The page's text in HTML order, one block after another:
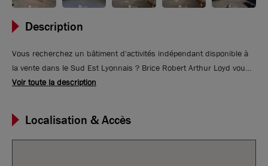
Description
Vous recherchez un bâtiment d'activités indépendant disponible à
la vente dans le Sud Est Lyonnais ? Brice Robert Arthur Loyd vous
propose un bâtiment d'activités à la vente bénéficiant d'un
composé de 2 halls à destination industrielle et stockage ainsi
qu'un espace extérieur important pour réaliser du stockage et
rajouter d'autres places de parkings. Idéalement situé à proximité
Voir toute la description
Localisation & Accès